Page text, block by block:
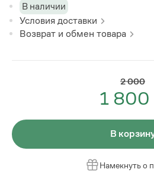
В наличии
Условия доставки
Возврат и обмен товара
2 000
1 800
В
Намекнуть о